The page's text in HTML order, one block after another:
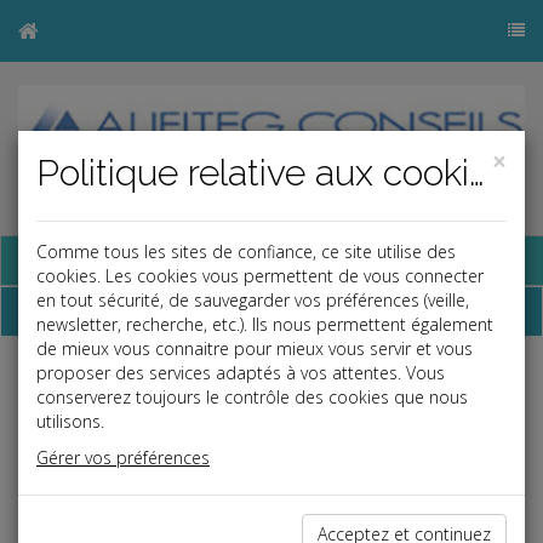
Base documentaire
Chiffres
Taux et indices
Finance
Taux d'intérêt légal
×
Politique relative aux cookies
Comme tous les sites de confiance, ce site utilise des
cookies. Les cookies vous permettent de vous connecter
en tout sécurité, de sauvegarder vos préférences (veille,
newsletter, recherche, etc.). Ils nous permettent également
de mieux vous connaitre pour mieux vous servir et vous
proposer des services adaptés à vos attentes. Vous
conserverez toujours le contrôle des cookies que nous
utilisons.
Gérer vos préférences
Acceptez et continuez